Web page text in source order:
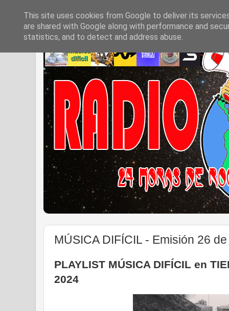
MÚSICA DIFÍCIL - Emisión 26
PLAYLIST MÚSICA DIFÍCIL en
2024
This site uses cookies from Google to deliver its
are shared with Google along with performance and
statistics, and to detect and address abuse.